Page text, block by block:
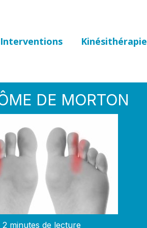
Interventions Kinésithérapie
DE MORTON
2 minutes de lecture